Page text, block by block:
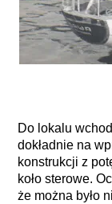
Do lokalu
dokładnie na
konstrukcji z
koło sterowe.
że można było